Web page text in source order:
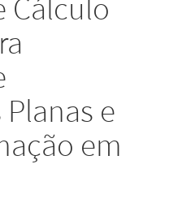
Cálculo
e
em